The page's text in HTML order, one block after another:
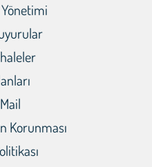
Korunması